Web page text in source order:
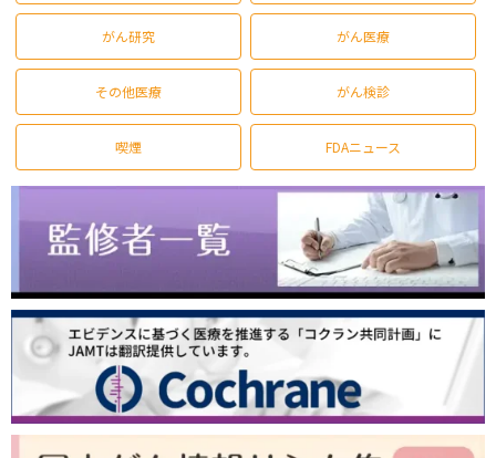
がん研究 がん医療
その他医療 がん検診
喫煙 FDAニュース